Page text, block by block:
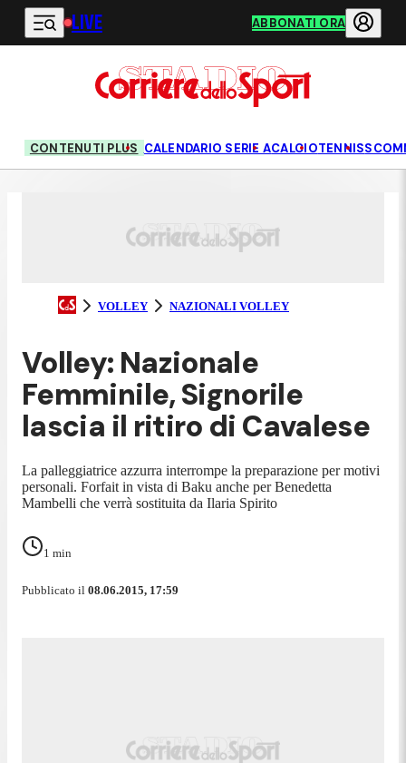
Vai al contenuto principale
LIVE ABBONATI ORA
CONTENUTI PLUS CALENDARIO SERIE ACALCIOTENNIS
VOLLEY NAZIONALI VOLLEY
Volley: Nazionale
Femminile, Signorile
lascia il ritiro di Cavalese
La palleggiatrice azzurra interrompe la preparazione per motivi
personali. Forfait in vista di Baku anche per Benedetta
Mambelli che verrà sostituita da Ilaria Spirito
1 min
Pubblicato il 08.06.2015, 17:59